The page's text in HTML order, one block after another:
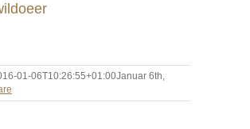
01-06T10:26:55+01:00Januar 6th,